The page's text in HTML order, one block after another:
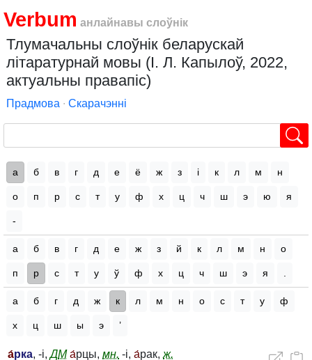
Verbum анлайнавы слоўнік
Тлумачальны слоўнік беларускай
літаратурнай мовы (І. Л. Капылоў, 2022,
актуальны правапіс)
Прадмова ∙ Скарачэнні
а б в г д е ё ж з і к л м н
о п р с т у ф х ц ч ш э ю я
-
а б в г д е ж з й к л м н о
п р с т у ў ф х ц ч ш э я
а б г д ж к л м н о с т у ф
х ц ш ы э ’
а́рка, -і,ДМ а́рцы, мн. -і, а́рак, ж.